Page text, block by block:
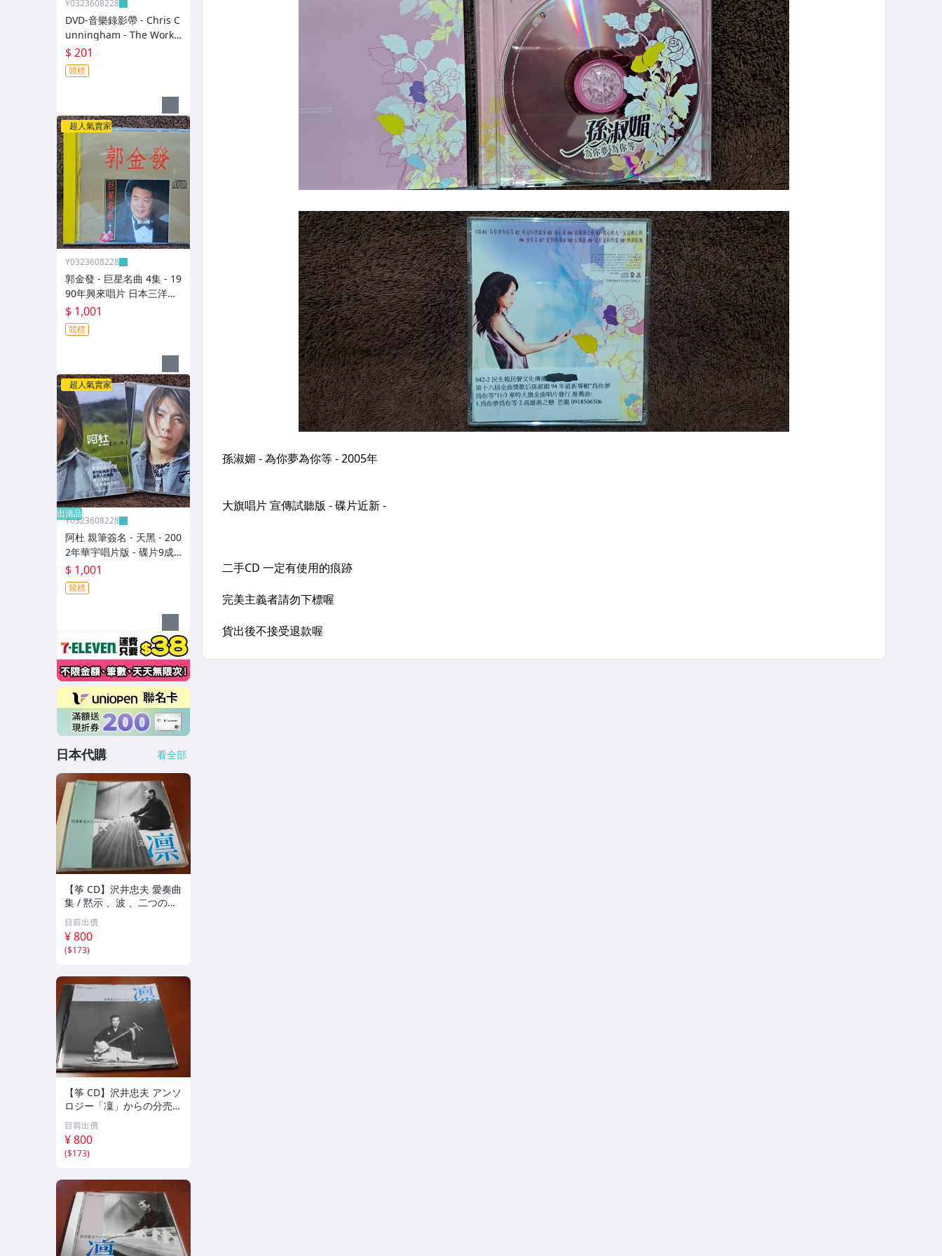
Y0323608228
DVD-音樂錄影帶 - Chris C
unningham - The Work
of Director -2003年美國
版 碟片近新 - 201元起標
D497
$ 201
競標
超人氣賣家
Y0323608228
郭金發 - 巨星名曲 4集 - 19
90年興來唱片 日本三洋盤
- 碟片9成新 無IFPI - 1001
元起標 M2316
$ 1,001
競標
超人氣賣家
出清品
Y0323608228
阿杜 親筆簽名 - 天黑 - 200
2年華宇唱片版 - 碟片9成
新 附外紙盒 - 1001元起標
M2140
$ 1,001
競標
日本代購 看全部
【筝 CD】沢井忠夫 愛奏曲
集 / 黙示 、波 、二つの相
、箏二重奏ソナタ 杵屋正
邦 、入野義朗 、小野衛 他
(1971/1973/1976)
目前出價
¥ 800
($173)
【筝 CD】沢井忠夫 アンソ
ロジー「凜」からの分売
沢井忠夫作品集 ライブ 風
衣、水の声、枯野砧、五節
の舞、ファンタジア (限
定）
目前出價
¥ 800
($173)